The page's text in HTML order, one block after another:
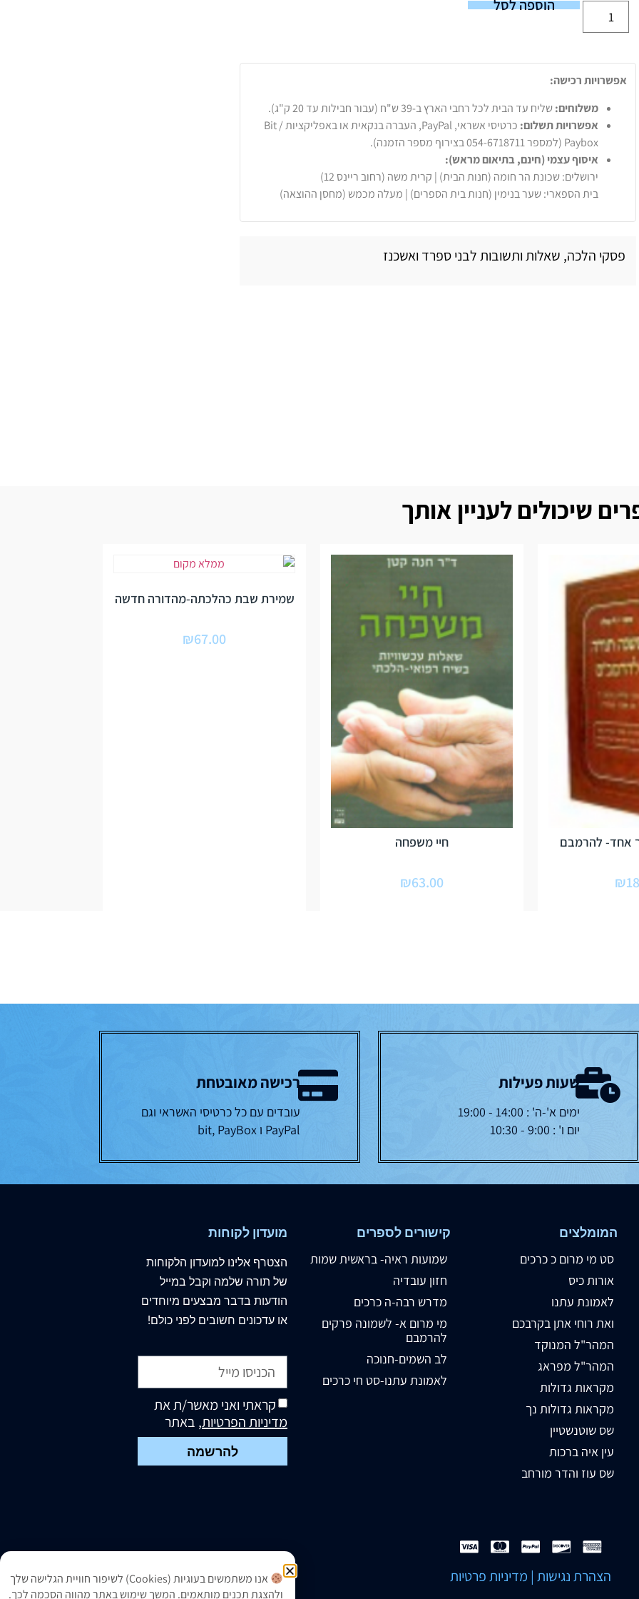
הוספה לסל
אפשרויות רכישה:
משלוחים:שליח עד הבית לכל רחבי הארץ ב-39 ש"ח (עבור חבילות עד 20 ק"ג).
אפשרויות תשלום:
כרטיסי אשראי, PayPal, העברה בנקאית או באפליקציות Bit /
Paybox (למספר 054-6718711 בצירוף מספר הזמנה).
איסוף עצמי (חינם, בתיאום מראש):
ירושלים: שכונת הר חומה (חנות הבית) | קרית משה (רחוב ריינס 12)
בית הספארי: שער בנימין (חנות בית הספרים) | מעלה מכמש (מחסן ההוצאה)
פסקי הלכה, שאלות ותשובות לבני ספרד ואשכנז
שיכולים לעניין אותך
אחד- להרמבם
₪
חיי משפחה
₪63.00
שמירת שבת כהלכתה-מהדורה חדשה
₪67.00
שעות פעילות
ימים א'-ה' : 14:00 - 19:00
יום ו' : 9:00 - 10:30
רכישה מאובטחת
עובדים עם כל כרטיסי האשראי וגם
PayPal ו bit, PayBox
המומלצים
סט מי מרום כ כרכים
אורות כיס
לאמונת עתנו
ואת רוחי אתן בקרבכם
המהר"ל המנוקד
המהר"ל מפראג
מקראות גדולות
מקראות גדולות נך
שס שוטנשטיין
עין איה ברכות
שס עוז והדר מורחב
קישורים לספרים
שמועות ראיה- בראשית שמות
חזון עובדיה
מדרש רבה-ה כרכים
מי מרום א- לשמונה פרקים
להרמבם
לב השמים-חנוכה
לאמונת עתנו-סט חי כרכים
מועדון לקוחות
הצטרף אלינו למועדון הלקוחות
של תורה שלמה וקבל במייל
הודעות בדבר מבצעים מיוחדים
או עדכונים חשובים לפני כולם!
קראתי ואני מאשר/ת את
מדיניות הפרטיות, באתר
להרשמה
הצהרת נגישות | מדיניות פרטיות
אנו משתמשים בעוגיות (Cookies) לשיפור חוויית הגלישה שלך
ולהצגת תכנים מותאמים. המשך שימוש באתר מהווה הסכמה לכך.